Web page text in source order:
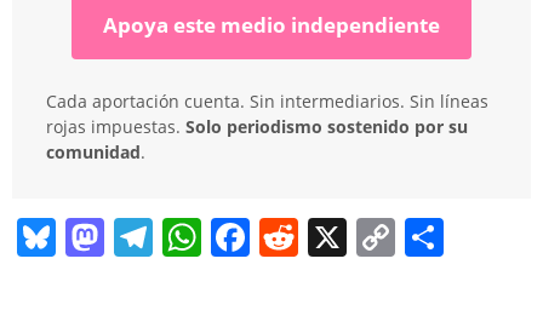
Apoya este medio independiente
Cada aportación cuenta. Sin intermediarios. Sin líneas
rojas impuestas. Solo periodismo sostenido por su
comunidad.
Bl M T W F R X C